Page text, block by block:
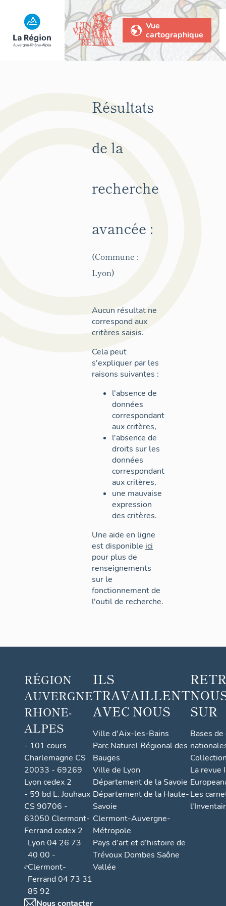
Vue
cartographique
Résultats
de la
recherche
avancée :
(Commune :
Lyon)
Aucun résultat ne
correspond aux
critères saisis.
Cela peut
s'expliquer par les
raisons suivantes :
l'absence de
données
correspondant
aux critères,
l'absence de
droits sur les
données
correspondant
aux critères,
une mauvaise
expression
des critères.
Une aide en ligne
est disponible ici
pour plus de
renseignements
sur le
fonctionnement de
l'outil de recherche.
RÉGION
AUVERGNE
RHONE-
ALPES
- 101 cours
Charlemagne CS
20033 - 69269
Lyon cedex 2
- 59 bd L. Jouhaux
CS 90706 -
63050 Clermont-
Ferrand cedex 2
Lyon 04 26 73
40 00 -
Clermont-
Ferrand 04 73 31
85 92
Nous contacter
ILS
TRAVAILLENT
AVEC NOUS
Ville d'Aix-les-Bains
Parc Naturel Régional des
Bauges
Ville de Lyon
Département de la Savoie
Département de la Haute-
Savoie
Clermont-Auvergne-
Métropole
Pays d’art et d’histoire de
Trévoux Dombes Saône
Vallée
SUR
Bases
La revue
Les